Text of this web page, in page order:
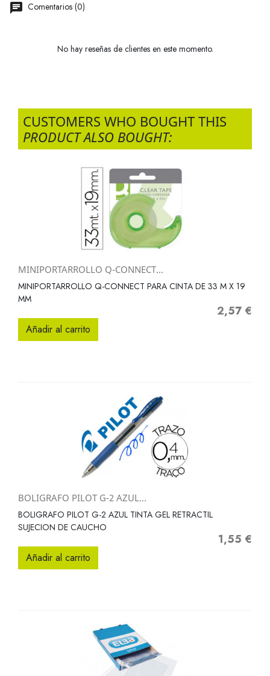
Comentarios (0)
No hay reseñas de clientes en este momento.
CUSTOMERS WHO BOUGHT THIS
PRODUCT ALSO BOUGHT:
MINIPORTARROLLO Q-CONNECT...
MINIPORTARROLLO Q-CONNECT PARA CINTA DE 33 M X 19
MM
Precio
2,57 €
Añadir al carrito
BOLIGRAFO PILOT G-2 AZUL...
BOLIGRAFO PILOT G-2 AZUL TINTA GEL RETRACTIL
SUJECION DE CAUCHO
Precio
1,55 €
Añadir al carrito